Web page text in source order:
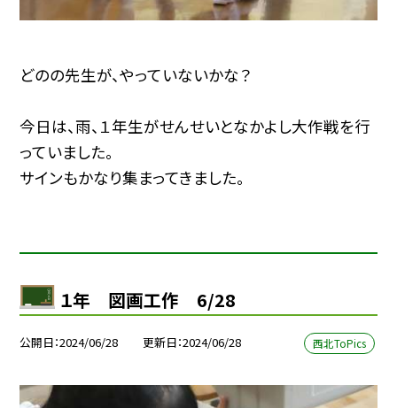
どのの先生が、やっていないかな？
今日は、雨、１年生がせんせいとなかよし大作戦を行
っていました。
サインもかなり集まってきました。
１年 図画工作 6/28
公開日 2024/06/28 更新日 2024/06/28 西北ToPics